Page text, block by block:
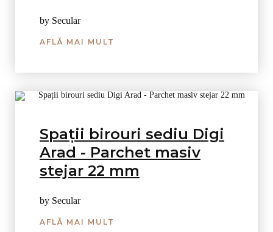
by Secular
AFLĂ MAI MULT
Spații birouri sediu Digi
Arad - Parchet masiv
stejar 22 mm
by Secular
AFLĂ MAI MULT